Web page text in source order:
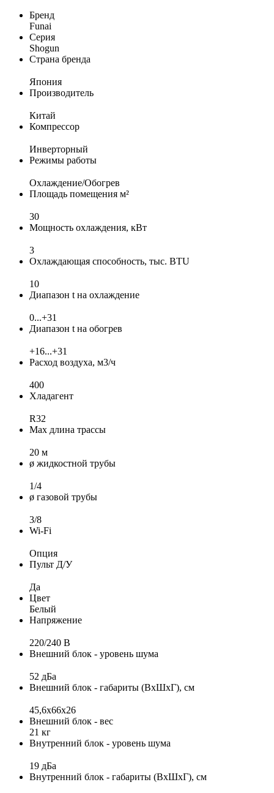
Бренд
Funai
Серия
Shogun
Страна бренда
Япония
Производитель
Китай
Компрессор
Инверторный
Режимы работы
Охлаждение/Обогрев
Площадь помещения м²
30
Мощность охлаждения, кВт
3
Охлаждающая способность, тыс. BTU
10
Диапазон t на охлаждение
0...+31
Диапазон t на обогрев
+16...+31
Расход воздуха, м3/ч
400
Хладагент
R32
Max длина трассы
20 м
ø жидкостной трубы
1/4
ø газовой трубы
3/8
Wi-Fi
Опция
Пульт Д/У
Да
Цвет
Белый
Напряжение
220/240 B
Внешний блок - уровень шума
52 дБа
Внешний блок - габариты (ВхШхГ), см
45,6х66х26
Внешний блок - вес
21 кг
Внутренний блок - уровень шума
19 дБа
Внутренний блок - габариты (ВхШхГ), см